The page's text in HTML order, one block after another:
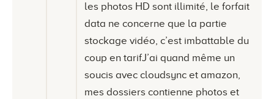
les photos HD sont illimité, le forfait
data ne concerne que la partie
stockage vidéo, c’est imbattable du
coup en tarifJ’ai quand même un
soucis avec cloudsync et amazon,
mes dossiers contienne photos et